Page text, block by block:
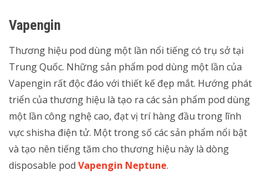
Vapengin
Thương hiệu pod dùng một lần nổi tiếng có trụ sở tại
Trung Quốc. Những sản phẩm pod dùng một lần của
Vapengin rất độc đáo với thiết kế đẹp mắt. Hướng phát
triển của thương hiệu là tạo ra các sản phẩm pod dùng
một lần công nghệ cao, đạt vị trí hàng đầu trong lĩnh
vực shisha điện tử. Một trong số các sản phẩm nổi bật
và tạo nên tiếng tăm cho thương hiệu này là dòng
disposable pod Vapengin Neptune.